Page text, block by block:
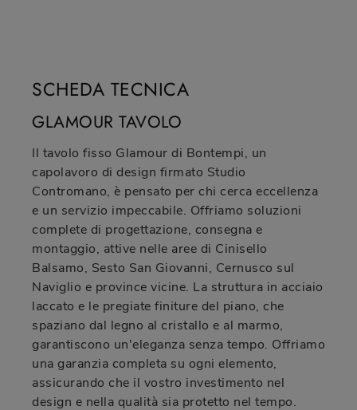
SCHEDA TECNICA
GLAMOUR TAVOLO
Il tavolo fisso Glamour di Bontempi, un
capolavoro di design firmato Studio
Contromano, è pensato per chi cerca eccellenza
e un servizio impeccabile. Offriamo soluzioni
complete di progettazione, consegna e
montaggio, attive nelle aree di Cinisello
Balsamo, Sesto San Giovanni, Cernusco sul
Naviglio e province vicine. La struttura in acciaio
laccato e le pregiate finiture del piano, che
spaziano dal legno al cristallo e al marmo,
garantiscono un'eleganza senza tempo. Offriamo
una garanzia completa su ogni elemento,
assicurando che il vostro investimento nel
design e nella qualità sia protetto nel tempo.